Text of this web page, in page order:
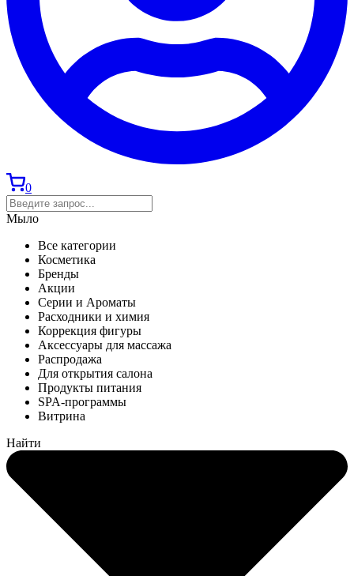
0
Мыло
Все категории
Косметика
Бренды
Акции
Серии и Ароматы
Расходники и химия
Коррекция фигуры
Аксессуары для массажа
Распродажа
Для открытия салона
Продукты питания
SPA-программы
Витрина
Найти